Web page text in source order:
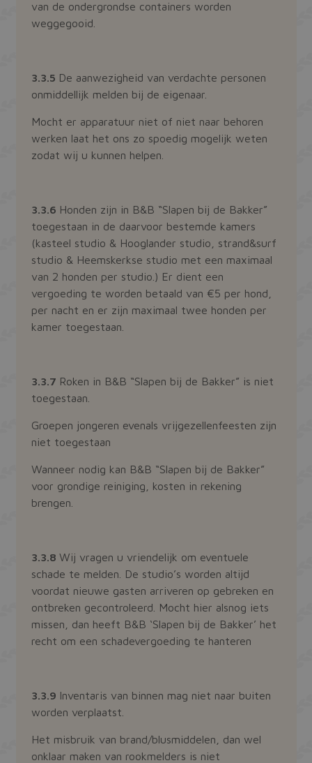
van de ondergrondse containers worden
weggegooid.
3.3.5 De aanwezigheid van verdachte personen
onmiddellijk melden bij de eigenaar.
Mocht er apparatuur niet of niet naar behoren
werken laat het ons zo spoedig mogelijk weten
zodat wij u kunnen helpen.
3.3.6 Honden zijn in B&B “Slapen bij de Bakker”
toegestaan in de daarvoor bestemde kamers
(kasteel studio & Hooglander studio, strand&surf
studio & Heemskerkse studio met een maximaal
van 2 honden per studio.) Er dient een
vergoeding te worden betaald van €5 per hond,
per nacht en er zijn maximaal twee honden per
kamer toegestaan.
3.3.7 Roken in B&B “Slapen bij de Bakker” is niet
toegestaan.
Groepen jongeren evenals vrijgezellenfeesten zijn
niet toegestaan
Wanneer nodig kan B&B “Slapen bij de Bakker”
voor grondige reiniging, kosten in rekening
brengen.
3.3.8 Wij vragen u vriendelijk om eventuele
schade te melden. De studio’s worden altijd
voordat nieuwe gasten arriveren op gebreken en
ontbreken gecontroleerd. Mocht hier alsnog iets
missen, dan heeft B&B ‘Slapen bij de Bakker’ het
recht om een schadevergoeding te hanteren
3.3.9 Inventaris van binnen mag niet naar buiten
worden verplaatst.
Het misbruik van brand/blusmiddelen, dan wel
onklaar maken van rookmelders is niet